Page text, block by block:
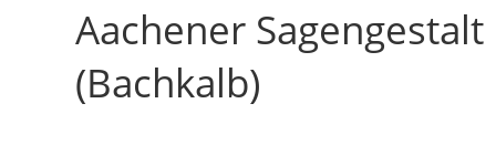
Aachener
(Bachkalb)